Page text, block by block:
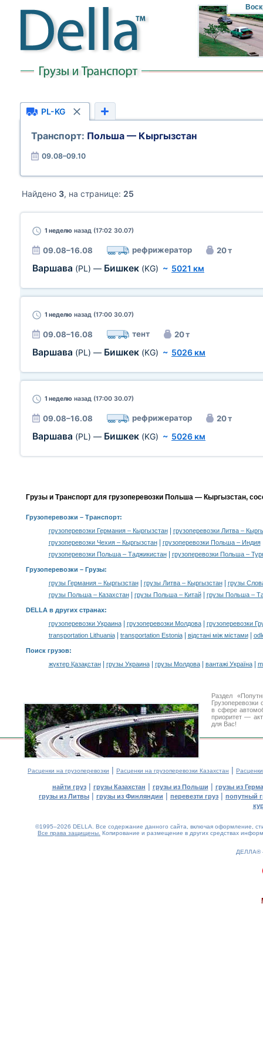
PL-KG
Транспорт: Польша — Кыргызстан
09.08–09.10
Найдено 3, на странице: 25
1 неделю назад (17:02 30.07)
09.08–16.08 рефрижератор 20 т
Варшава (PL) — Бишкек (KG) ~ 5021 км
1 неделю назад (17:00 30.07)
09.08–16.08 тент 20 т
Варшава (PL) — Бишкек (KG) ~ 5026 км
1 неделю назад (17:00 30.07)
09.08–16.08 рефрижератор 20 т
Варшава (PL) — Бишкек (KG) ~ 5026 км
Грузы и Транспорт для грузоперевозки Польша — Кыргызстан,
Грузоперевозки – Транспорт:
грузоперевозки Германия – Кыргызстан|
грузоперевозки Литва –
грузоперевозки Чехия – Кыргызстан| грузоперевозки Польша – Индия
грузоперевозки Польша – Таджикистан| грузоперевозки Польша –
Грузоперевозки – Грузы:
грузы Германия – Кыргызстан| грузы Литва – Кыргызстан|
грузы
грузы Польша – Казахстан| грузы Польша – Китай| грузы Польша –
DELLA в других странах:
грузоперевозки Украина| грузоперевозки Молдова|
грузоперевозки
transportation Lithuania| transportation Estonia| відстані між містами|
Поиск грузов:
жүктер Қазақстан| грузы Украина| грузы Молдова| вантажі Україна|
Раздел
в сфере
приоритет —
для Вас!
Расценки на грузоперевозки | Расценки на грузоперевозки Казахстан |
найти груз| грузы Казахстан | грузы из Польши | грузы из
грузы из Литвы | грузы из Финляндии | перевезти груз | попутный
©1995–2026 DELLA. Все содержание данного сайта, включая оформление,
Все права защищены. Копирование и размещение в других средствах